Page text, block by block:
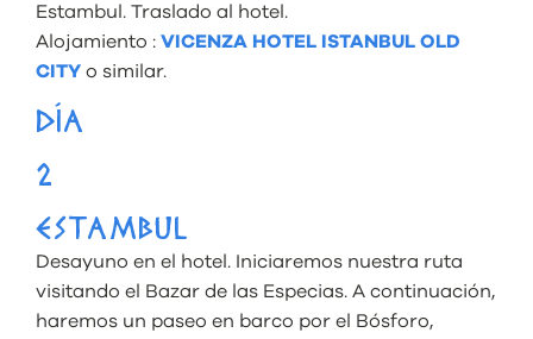
Estambul. Traslado al hotel.
Alojamiento : VICENZA HOTEL ISTANBUL OLD
CITY o similar.
DÍA
2
ESTAMBUL
Desayuno en el hotel. Iniciaremos nuestra ruta
visitando el Bazar de las Especias. A continuación,
haremos un paseo en barco por el Bósforo,